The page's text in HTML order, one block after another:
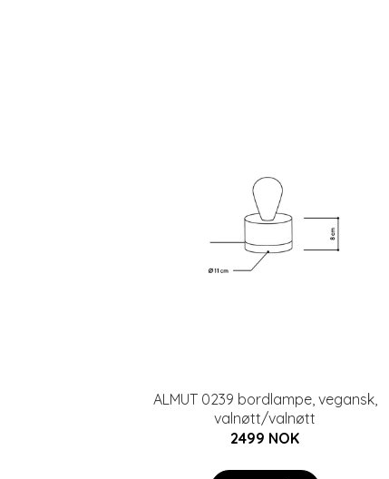
ALMUT 0239 bordlampe, vegansk,
valnøtt/valnøtt
2499 NOK